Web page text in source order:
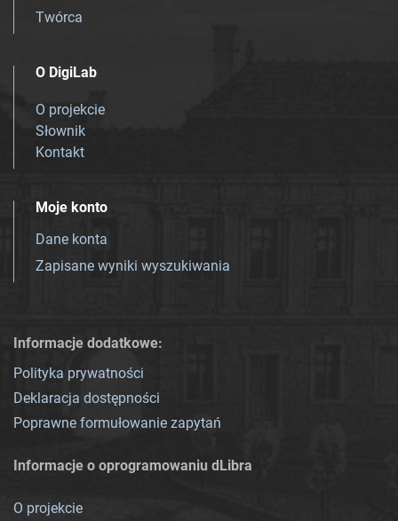
Twórca
O DigiLab
O projekcie
Słownik
Kontakt
Moje konto
Dane konta
Zapisane wyniki wyszukiwania
Informacje dodatkowe:
Polityka prywatności
Deklaracja dostępności
Poprawne formułowanie zapytań
Informacje o oprogramowaniu dLibra
O projekcie